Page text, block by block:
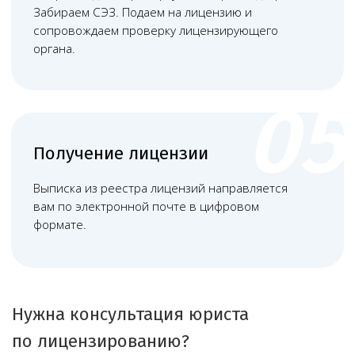
Наша команда
Команда юристов с узкой специализацией и многолетней
практикой в области медицинского права